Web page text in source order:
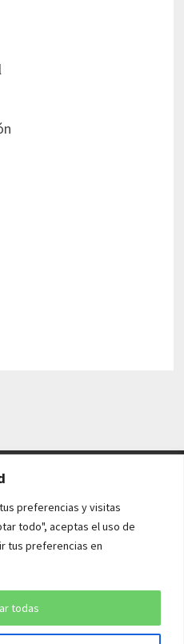
preferencias y visitas
todo", aceptas el uso de
tus preferencias en
todas